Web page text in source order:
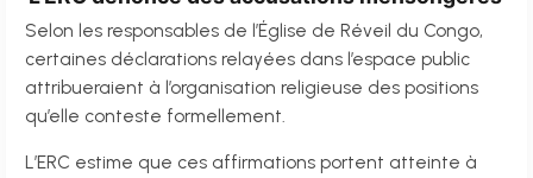
Selon les responsables de l’Église de Réveil du Congo,
certaines déclarations relayées dans l’espace public
attribueraient à l’organisation religieuse des positions
qu’elle conteste formellement.
L’ERC estime que ces affirmations portent atteinte à